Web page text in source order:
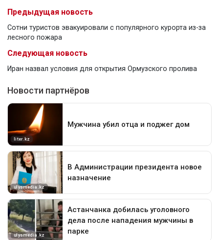
Предыдущая новость
Сотни туристов эвакуировали с популярного курорта из-за
лесного пожара
Следующая новость
Иран назвал условия для открытия Ормузского пролива